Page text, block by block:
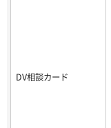
DV相談カード